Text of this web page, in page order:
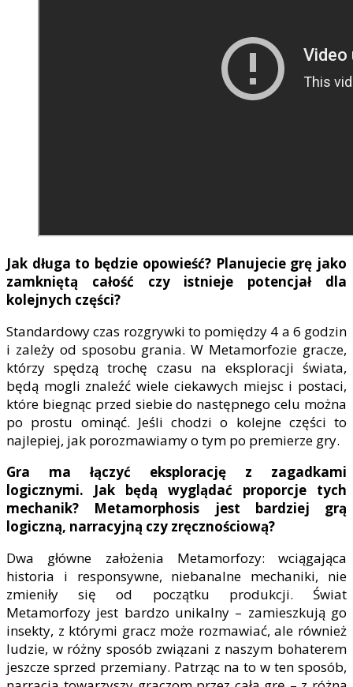
Jak długa to będzie opowieść? Planujecie grę jako
zamkniętą całość czy istnieje potencjał dla
kolejnych części?
Standardowy czas rozgrywki to pomiędzy 4 a 6 godzin
i zależy od sposobu grania. W Metamorfozie gracze,
którzy spędzą trochę czasu na eksploracji świata,
będą mogli znaleźć wiele ciekawych miejsc i postaci,
które biegnąc przed siebie do następnego celu można
po prostu ominąć. Jeśli chodzi o kolejne części to
najlepiej, jak porozmawiamy o tym po premierze gry.
Gra ma łączyć eksplorację z zagadkami
logicznymi. Jak będą wyglądać proporcje tych
mechanik? Metamorphosis jest bardziej grą
logiczną, narracyjną czy zręcznościową?
Dwa główne założenia Metamorfozy: wciągająca
historia i responsywne, niebanalne mechaniki, nie
zmieniły się od początku produkcji. Świat
Metamorfozy jest bardzo unikalny – zamieszkują go
insekty, z którymi gracz może rozmawiać, ale również
ludzie, w różny sposób związani z naszym bohaterem
jeszcze sprzed przemiany. Patrząc na to w ten sposób,